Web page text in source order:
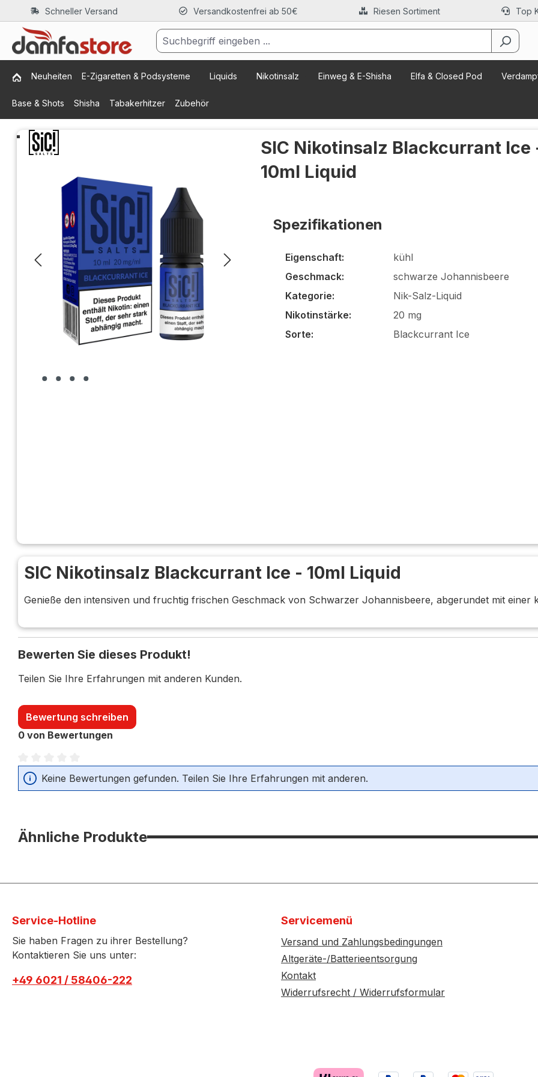
Hauptinhalt springen
Zur Suche springen
Zur Hauptnavigation springen
Schneller Versand Versandkostenfrei ab 50€ Riesen Sortiment Top
Neuheiten E-Zigaretten & Podsysteme Liquids Nikotinsalz Einweg & E-Shisha Elfa & Closed Pod
Base & Shots Shisha Tabakerhitzer Zubehör
Bildergalerie überspringen
SIC Nikotinsalz Blackcurrant Ice
10ml Liquid
Spezifikationen
Eigenschaft:
kühl
Geschmack:
schwarze Johannisbeere
Kategorie:
Nik-Salz-Liquid
Nikotinstärke:
20 mg
Sorte:
Blackcurrant Ice
SIC Nikotinsalz Blackcurrant Ice - 10ml Liquid
Genieße den intensiven und fruchtig frischen Geschmack von Schwarzer Johannisbeere, abgerundet mit einer
Bewerten Sie dieses Produkt!
Teilen Sie Ihre Erfahrungen mit anderen Kunden.
Bewertung schreiben
0 von Bewertungen
Durchschnittliche Bewertung von 0 von 5 Sternen
Keine Bewertungen gefunden. Teilen Sie Ihre Erfahrungen mit anderen.
Ähnliche Produkte
Service-Hotline
Sie haben Fragen zu ihrer Bestellung?
Kontaktieren Sie uns unter:
+49 6021 / 58406-222
Servicemenü
Versand und Zahlungsbedingungen
Altgeräte-/Batterieentsorgung
Kontakt
Widerrufsrecht / Widerrufsformular